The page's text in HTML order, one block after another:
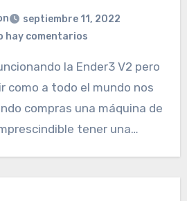
septiembre 11, 2022
hay comentarios
como a todo el mundo nos
compras una máquina de
tener una…